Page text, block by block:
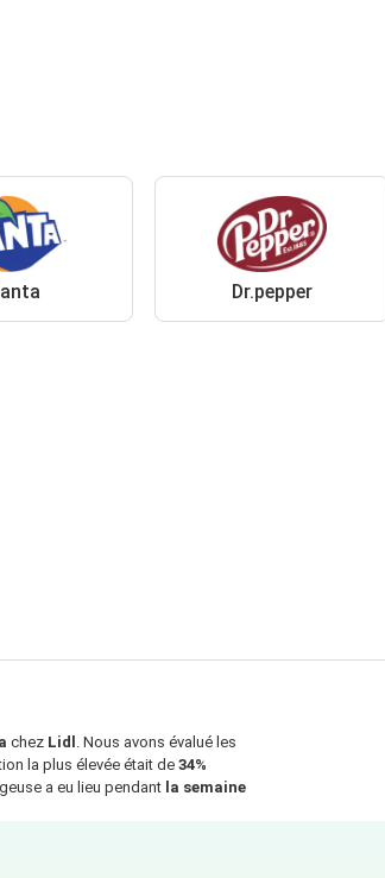
Dr.pepper
chez Lidl . Nous avons évalué les
la plus élevée était de34%
a eu lieu pendant la semaine